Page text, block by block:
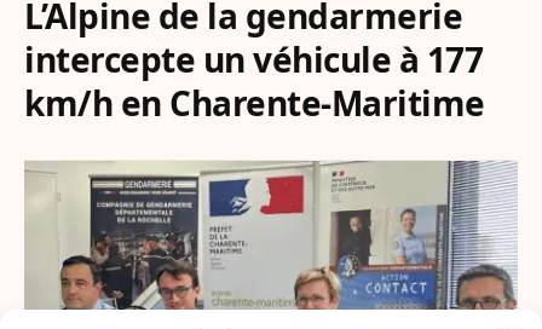
L’Alpine de la gendarmerie
intercepte un véhicule à 177
km/h en Charente-Maritime